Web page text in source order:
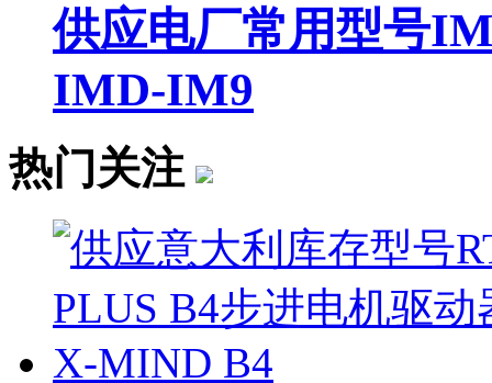
供应电厂常用型号
IMD-IM9
热门关注